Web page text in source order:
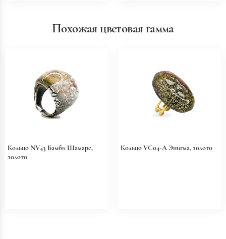
Похожая цветовая гамма
Кольцо NV43 Бамби Шамаре,
золото
Кольцо VC04-A Энигма, золото